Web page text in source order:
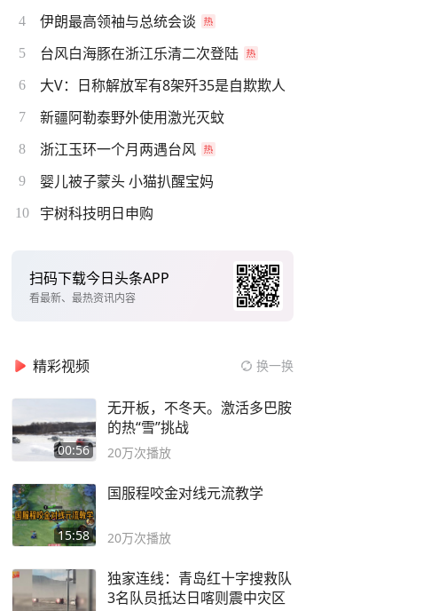
4 伊朗最高领袖与总统会谈
5 台风白海豚在浙江乐清二次登陆
6 大V：日称解放军有8架歼35是自欺欺人
7 新疆阿勒泰野外使用激光灭蚊
8 浙江玉环一个月两遇台风
9 婴儿被子蒙头 小猫扒醒宝妈
10 宇树科技明日申购
扫码下载今日头条APP
看最新、最热资讯内容
精彩视频 换一换
00:56
无开板，不冬天。激活多巴胺
的热“雪”挑战
20万次播放
15:58
国服程咬金对线元流教学
20万次播放
独家连线：青岛红十字搜救队
3名队员抵达日喀则震中灾区